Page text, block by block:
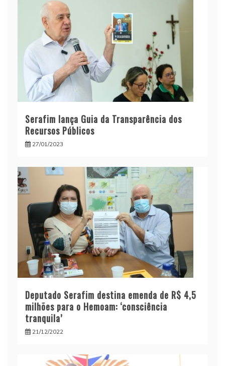
Serafim lança Guia da Transparência dos
Recursos Públicos
27/01/2023
Deputado Serafim destina emenda de R$ 4,5
milhões para o Hemoam: ‘consciência
tranquila’
21/12/2022